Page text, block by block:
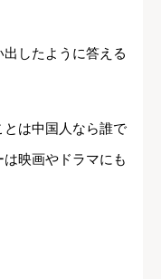
したように答える
とは中国人なら誰で
映画やドラマにも